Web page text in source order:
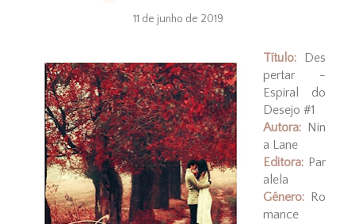
11 de junho de 2019
Título: Des
pertar -
Espiral do
Desejo #1
Autora:Nin
a Lane
Editora:Par
alela
Gênero:Ro
mance